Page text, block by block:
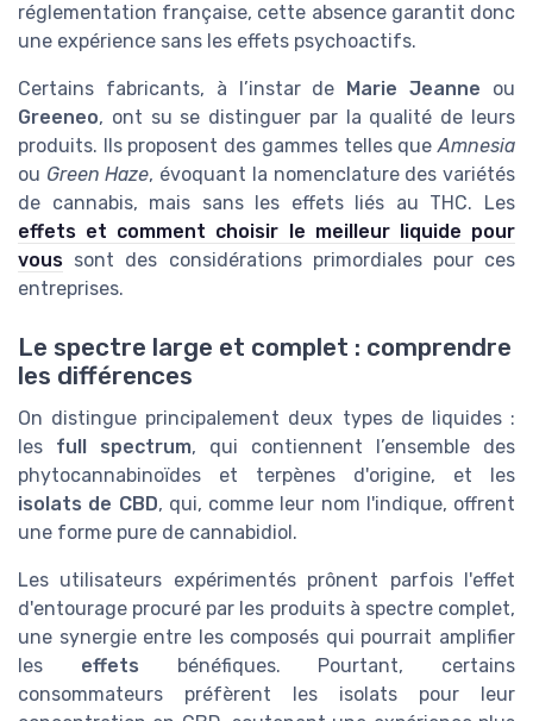
réglementation française, cette absence garantit donc
une expérience sans les effets psychoactifs.
Certains fabricants, à l’instar de Marie Jeanne ou
Greeneo, ont su se distinguer par la qualité de leurs
produits. Ils proposent des gammes telles queAmnesia
ou Green Haze, évoquant la nomenclature des variétés
de cannabis, mais sans les effets liés au THC. Les
effets et comment choisir le meilleur liquide pour
vous sont des considérations primordiales pour ces
entreprises.
Le spectre large et complet : comprendre
les différences
On distingue principalement deux types de liquides :
les full spectrum, qui contiennent l’ensemble des
phytocannabinoïdes et terpènes d'origine, et les
isolats de CBD, qui, comme leur nom l'indique, offrent
une forme pure de cannabidiol.
Les utilisateurs expérimentés prônent parfois l'effet
d'entourage procuré par les produits à spectre complet,
une synergie entre les composés qui pourrait amplifier
les effets bénéfiques. Pourtant, certains
consommateurs préfèrent les isolats pour leur